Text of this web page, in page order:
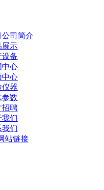
公司简介
展示
设备
中心
中心
仪器
参数
招聘
我们
我们
站链接